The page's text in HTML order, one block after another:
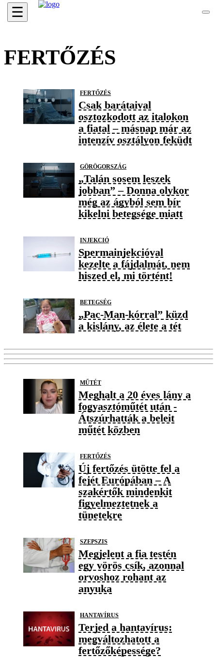
☰
FERTŐZÉS
FERTŐZÉS
Csak barátaival
osztozkodott az italokon
a fiatal – másnap már az
intenzív osztályon feküdt
GÖRÖGORSZÁG
„Talán sosem leszek
jobban” – Donna olykor
még az ágyból sem bír
kikelni betegsége miatt
INJEKCIÓ
Spermainjekcióval
kezelte a fájdalmát, nem
hiszed el, mi történt!
BETEGSÉG
„Pac-Man-kórral” küzd
a kislány, az élete a tét
MŰTÉT
Meghalt a 20 éves lány a
fogyasztóműtét után -
Átszúrhatták a beleit
műtét közben
FERTŐZÉS
Új fertőzés ütötte fel a
fejét Európában – A
szakértők mindenkit
figyelmeztetnek a
tünetekre
SZEPSZIS
Megjelent a fia testén
egy vörös csík, azonnal
orvoshoz rohant az
anyuka
HANTAVÍRUS
Terjed a hantavírus:
megváltozhatott a
fertőzőképessége?